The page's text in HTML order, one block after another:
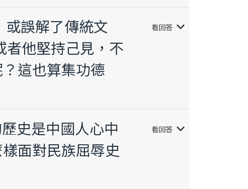
誤解了傳統文
者他堅持己見，不
這也算集功德
看回答 keyboard_arrow_down
史是中國人心中
面對民族屈辱史
看回答 keyboard_arrow_down